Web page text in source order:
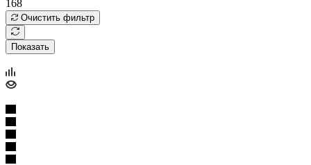
168
Очистить фильтр
Показать